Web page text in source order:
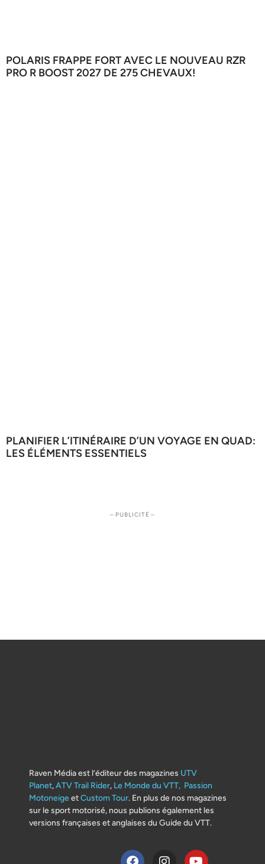
POLARIS FRAPPE FORT AVEC LE NOUVEAU RZR
PRO R BOOST 2027 DE 275 CHEVAUX!
PLANIFIER L’ITINÉRAIRE D’UN VOYAGE EN QUAD:
LES ÉLÉMENTS ESSENTIELS
– PUBLICITÉ –
Raven Média est l’éditeur des magazines UTV
Planet,ATV Trail Rider, Le Monde du VTT, Passion
MotoneigeetCustom Tour. En plus de nos magazines
sur le sport motorisé, nous publions également les
versions françaises et anglaises du Guide du VTT.